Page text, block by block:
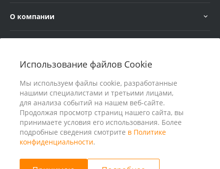
Использование файлов Cookie
Мы используем файлы cookie, разработанные
нашими специалистами и третьими лицами,
для анализа событий на нашем веб-сайте.
Продолжая просмотр страниц нашего сайта, вы
принимаете условия его использования. Более
подробные сведения смотрите в Политике
конфиденциальности.
О компании